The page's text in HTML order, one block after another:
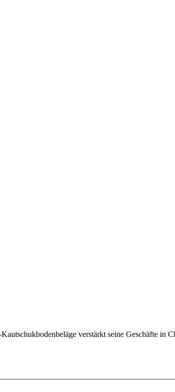
verstärkt seine Geschäfte